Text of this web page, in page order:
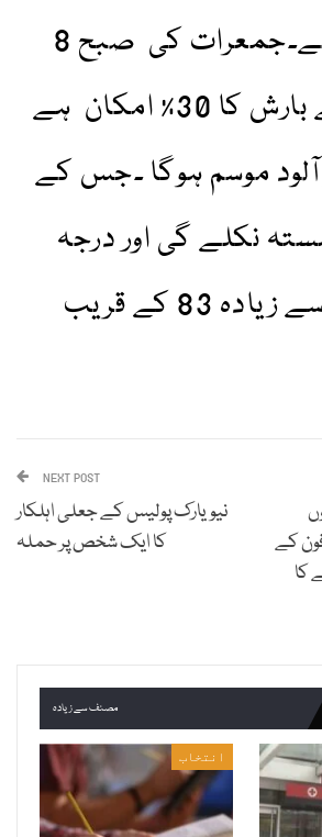
امکان %70 ہے۔جمعرات کی صبح 8
بجے سے پہلے بارش کا 30٪ امکان ہے
آلود موسم ہوگا ۔جس کے
نکلے گی اور درجہ
حرارت زیادہ سے زیادہ 83 کے قریب
فون کے
کا
NEXT POST
نیویارک پولیس کے جعلی اہلکار
کا ایک شخص پر حملہ
مصنف سے زیادہ
انتخاب